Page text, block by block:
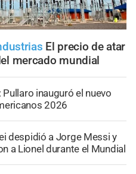
El precio de atar
mercado mundial
Pullaro inauguró el nuevo
2026
despidió a Jorge Messi y
a Lionel durante el Mundial